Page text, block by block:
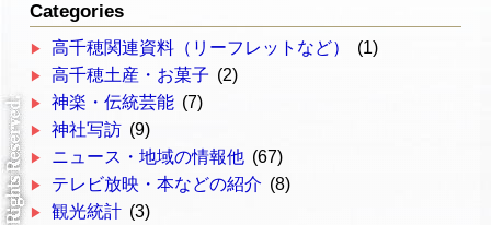
Categories
高千穂関連資料（リーフレットなど）
(1)
高千穂土産・お菓子 (2)
神楽・伝統芸能 (7)
神社写訪 (9)
ニュース・地域の情報他 (67)
テレビ放映・本などの紹介 (8)
観光統計 (3)